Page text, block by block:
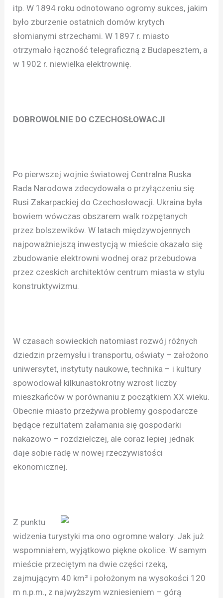
itp. W 1894 roku odnotowano ogromy sukces, jakim
było zburzenie ostatnich domów krytych
słomianymi strzechami. W 1897 r. miasto
otrzymało łączność telegraficzną z Budapesztem, a
w 1902 r. niewielka elektrownię.
DOBROWOLNIE DO CZECHOSŁOWACJI
Po pierwszej wojnie światowej Centralna Ruska
Rada Narodowa zdecydowała o przyłączeniu się
Rusi Zakarpackiej do Czechosłowacji. Ukraina była
bowiem wówczas obszarem walk rozpętanych
przez bolszewików. W latach międzywojennych
najpoważniejszą inwestycją w mieście okazało się
zbudowanie elektrowni wodnej oraz przebudowa
przez czeskich architektów centrum miasta w stylu
konstruktywizmu.
W czasach sowieckich natomiast rozwój różnych
dziedzin przemysłu i transportu, oświaty – założono
uniwersytet, instytuty naukowe, technika – i kultury
spowodował kilkunastokrotny wzrost liczby
mieszkańców w porównaniu z początkiem XX wieku.
Obecnie miasto przeżywa problemy gospodarcze
będące rezultatem załamania się gospodarki
nakazowo – rozdzielczej, ale coraz lepiej jednak
daje sobie radę w nowej rzeczywistości
ekonomicznej.
Z punktu
widzenia turystyki ma ono ogromne walory. Jak już
wspomniałem, wyjątkowo piękne okolice. W samym
mieście przeciętym na dwie części rzeką,
zajmującym 40 km² i położonym na wysokości 120
m n.p.m., z najwyższym wzniesieniem – górą